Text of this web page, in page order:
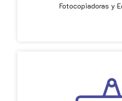
Fotocopiadoras y